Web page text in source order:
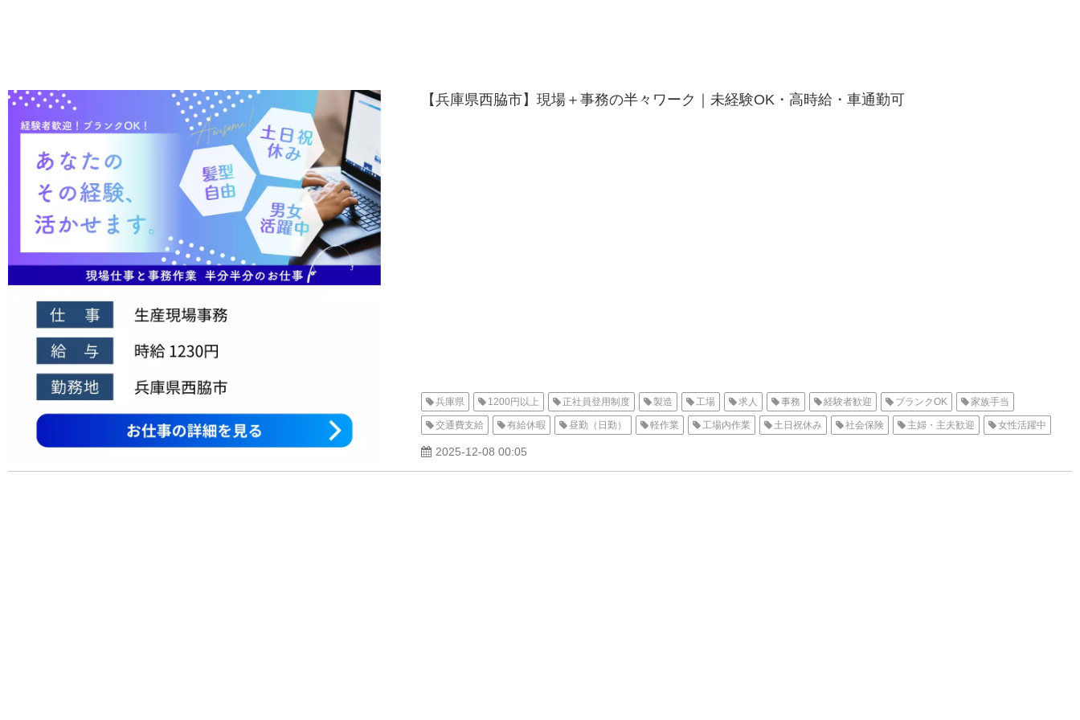
【兵庫県西脇市】現場＋事務の半々ワーク｜未経験OK・高時給・車通勤可
兵庫県 1200円以上 正社員登用制度 製造 工場 求人 事務 経験者歓迎 ブランクOK 家族手当
交通費支給 有給休暇 昼勤（日勤） 軽作業 工場内作業 土日祝休み 社会保険 主婦・主夫歓迎 女性活躍中
男性活躍中 派遣
2025-12-08 00:05